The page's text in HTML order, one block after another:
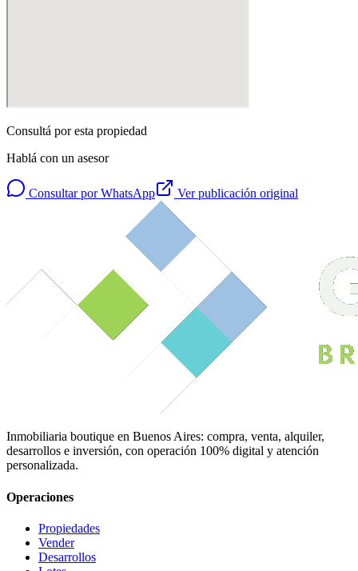
Consultá por esta propiedad
Hablá con un asesor
Consultar por WhatsApp Ver publicación original
Inmobiliaria boutique en Buenos Aires: compra, venta, alquiler,
desarrollos e inversión, con operación 100% digital y atención
personalizada.
Operaciones
Propiedades
Vender
Desarrollos